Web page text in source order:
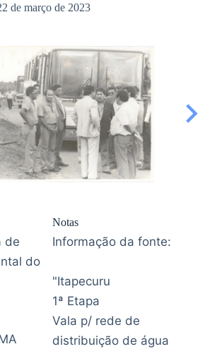
de março de 2023
de
do
Notas
Informação da fonte:
"Itapecuru
1ª Etapa
Vala p/ rede de
distribuição de água